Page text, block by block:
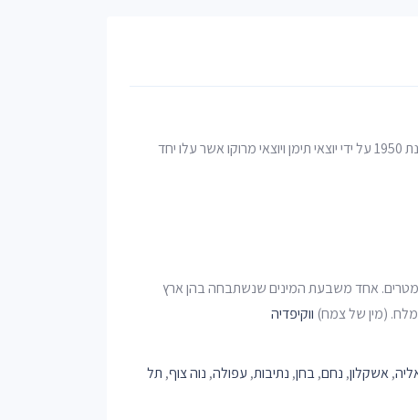
אוֹרָה הוא מושב הנמצא דרומית מערבית לירושלים אשר נוסד בשנת 1950 על ידי יוצאי תימן ויוצאי מרוקו אשר עלו יחד
תְּאֵנָה, היא עץ ממשפחת התותיים. העץ נשיר, ומגיע לגובה 3–10 מטרים. אחד משבעת המינים שנשתבחה בהן ארץ
(מין של צמח) ווקיפדיה
,אשקלון, נחם,בחן, נתיבות, עפולה, נוה צוף, תל